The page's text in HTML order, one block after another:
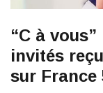
“C à
invités
sur France